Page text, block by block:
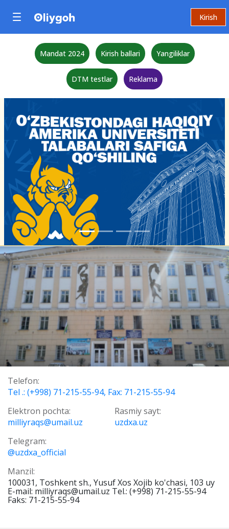
Kirish
Mandat 2024 Kirish ballari Yangiliklar
DTM testlar Reklama
Telefon:
Tel .: (+998) 71-215-55-94, Fax: 71-215-55-94
Elektron pochta:
milliyraqs@umail.uz
Rasmiy sayt:
uzdxa.uz
Telegram:
@uzdxa_official
Manzil:
100031, Toshkent sh., Yusuf Xos Xojib ko'chasi, 103 uy
E-mail: milliyraqs@umail.uz Tel.: (+998) 71-215-55-94
Faks: 71-215-55-94